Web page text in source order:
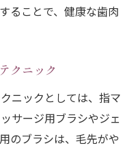
ることで、健康な歯肉
クニック
ニックとしては、指マ
サージ用ブラシやジェ
のブラシは、毛先がや